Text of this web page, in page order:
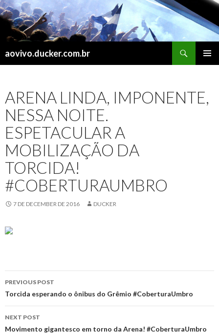
aovivo.ducker.com.br
ARENA LINDA, IMPONENTE,
NESSA NOITE.
ESPETACULAR A
MOBILIZAÇÃO DA
TORCIDA!
#COBERTURAUMBRO
7 DE DECEMBER DE 2016 DUCKER
Post
navigation
PREVIOUS POST
Torcida esperando o ônibus do Grêmio #CoberturaUmbro
NEXT POST
Movimento gigantesco em torno da Arena! #CoberturaUmbro